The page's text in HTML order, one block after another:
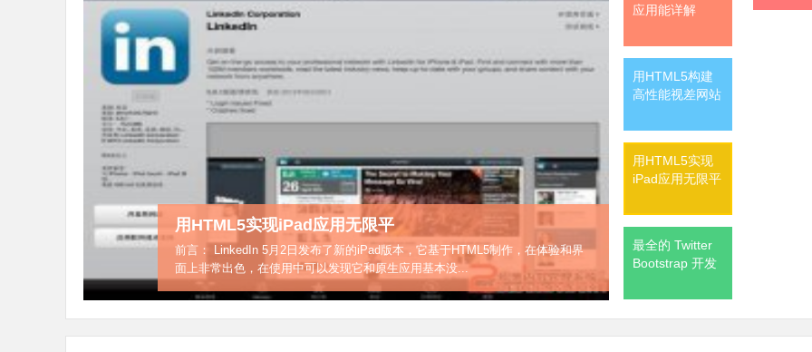
用HTML5构建高性能视差网站
文中多处涉及浏览器重绘和性能优化的原理，也是《Web滚动性能优化实战》的
拓展和延续，难度上属于中级进阶，请在阅读前...
应用能详解
用HTML5构建
高性能视差网站
用HTML5实现
iPad应用无限平
最全的 Twitter
Bootstrap 开发